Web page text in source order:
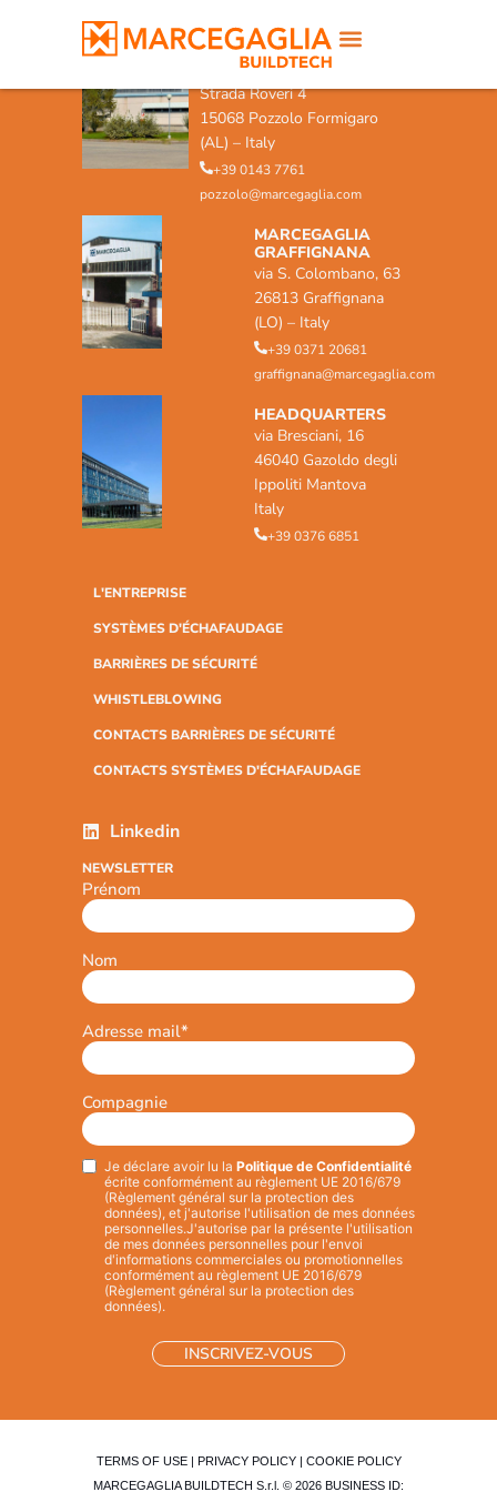
MARCEGAGLIA POZZOLO
FORMIGARO
Strada Roveri 4
15068 Pozzolo Formigaro
(AL) – Italy
+39 0143 7761
pozzolo@marcegaglia.com
MARCEGAGLIA
GRAFFIGNANA
via S. Colombano, 63
26813 Graffignana
(LO) – Italy
+39 0371 20681
graffignana@marcegaglia.com
HEADQUARTERS
via Bresciani, 16
46040 Gazoldo degli
Ippoliti Mantova
Italy
+39 0376 6851
L'ENTREPRISE
SYSTÈMES D'ÉCHAFAUDAGE
BARRIÈRES DE SÉCURITÉ
WHISTLEBLOWING
CONTACTS BARRIÈRES DE SÉCURITÉ
CONTACTS SYSTÈMES D'ÉCHAFAUDAGE
Linkedin
NEWSLETTER
Prénom
Nom
Adresse mail*
Compagnie
Privacy*
Je déclare avoir lu la Politique de Confidentialité
écrite conformément au règlement UE 2016/679
(Règlement général sur la protection des
données), et j'autorise l'utilisation de mes données
personnelles.J'autorise par la présente l'utilisation
de mes données personnelles pour l'envoi
d'informations commerciales ou promotionnelles
conformément au règlement UE 2016/679
(Règlement général sur la protection des
données).
TERMS OF USE| PRIVACY POLICY| COOKIE POLICY
MARCEGAGLIA BUILDTECH S.r.l. © 2026 BUSINESS ID: